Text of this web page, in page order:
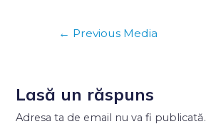
← Previous Media
Lasă un răspuns
Adresa ta de email nu va fi publicată.